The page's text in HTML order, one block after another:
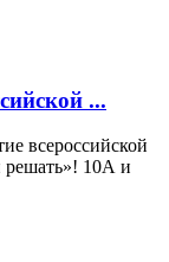
...
всероссийской
решать»! 10А и